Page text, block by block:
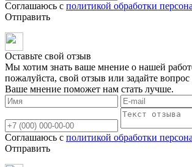
Соглашаюсь с политикой обработки
Отправить
Оставьте свой отзыв
Мы хотим знать ваше мнение о нашей
пожалуйста, свой отзыв или задайте
Ваше мнение поможет нам стать лучше.
Соглашаюсь с политикой обработки
Отправить